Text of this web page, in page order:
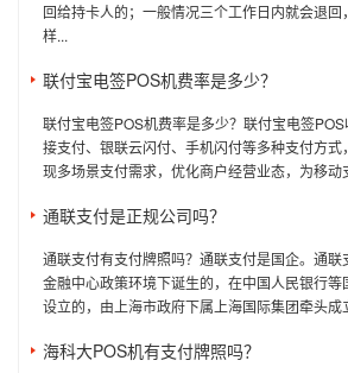
回给持卡人的；一般情况三个工作日内就会退
样...
联付宝电签POS机费率是多少？
联付宝电签POS机费率是多少？联付宝电签
接支付、银联云闪付、手机闪付等多种支付方
现多场景支付需求，优化商户经营业态，为移动
通联支付是正规公司吗？
通联支付有支付牌照吗？通联支付是国企。通
金融中心政策环境下诞生的，在中国人民银行
设立的，由上海市政府下属上海国际集团牵头成
海科大POS机有支付牌照吗？